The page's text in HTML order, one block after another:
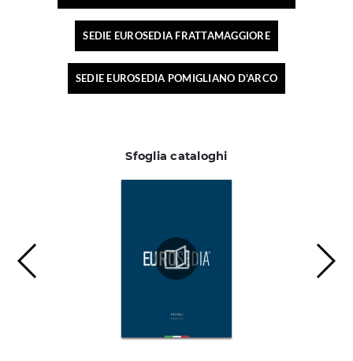
SEDIE EUROSEDIA FRATTAMAGGIORE
SEDIE EUROSEDIA POMIGLIANO D'ARCO
Sfoglia cataloghi